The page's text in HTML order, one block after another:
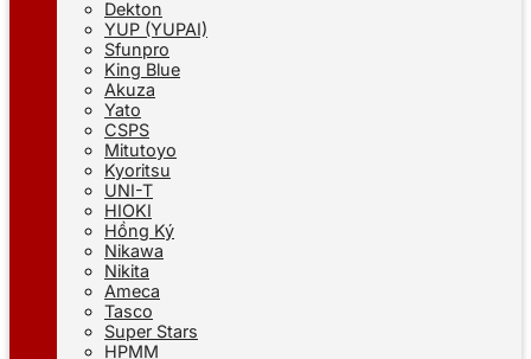
Dekton
YUP (YUPAI)
Sfunpro
King Blue
Akuza
Yato
CSPS
Mitutoyo
Kyoritsu
UNI-T
HIOKI
Hồng Ký
Nikawa
Nikita
Ameca
Tasco
Super Stars
HPMM